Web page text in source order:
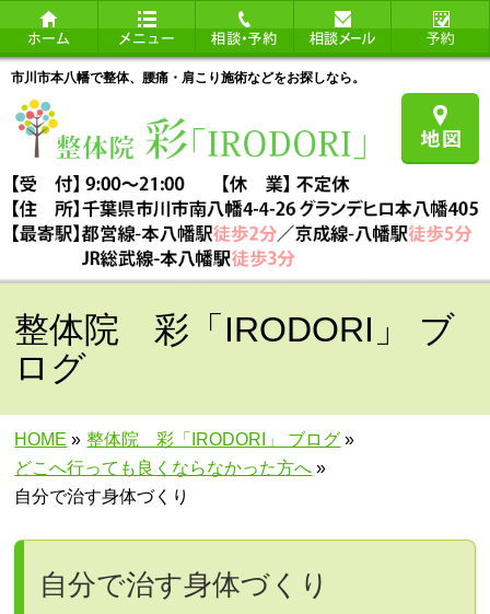
市川市本八幡で整体、腰痛・肩こり施術などをお探しなら。
整体院 彩「IRODORI」 ブ
ログ
HOME » 整体院 彩「IRODORI」 ブログ »
どこへ行っても良くならなかった方へ »
自分で治す身体づくり
自分で治す身体づくり